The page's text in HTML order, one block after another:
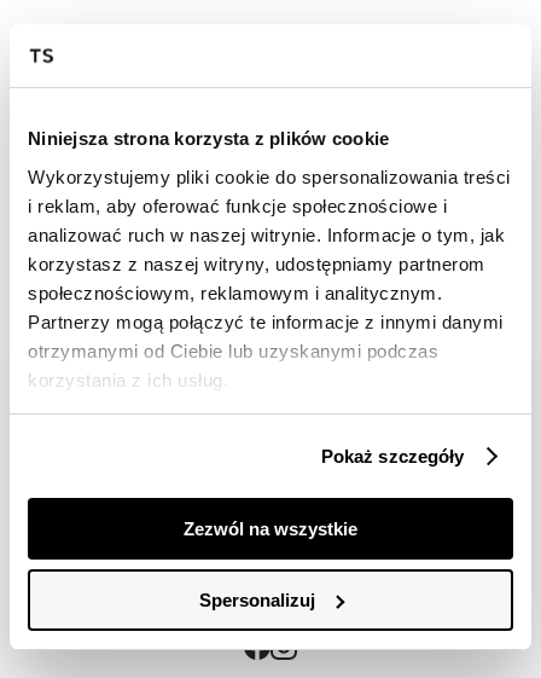
Niniejsza strona korzysta z plików cookie
Wykorzystujemy pliki cookie do spersonalizowania treści
i reklam, aby oferować funkcje społecznościowe i
analizować ruch w naszej witrynie. Informacje o tym, jak
korzystasz z naszej witryny, udostępniamy partnerom
społecznościowym, reklamowym i analitycznym.
Partnerzy mogą połączyć te informacje z innymi danymi
otrzymanymi od Ciebie lub uzyskanymi podczas
korzystania z ich usług.
Pokaż szczegóły
Zezwól na wszystkie
Spersonalizuj
📸 OZNACZAJ NAS NA ZDJĘCIACH
#topsecretfashion
Znajdź nas